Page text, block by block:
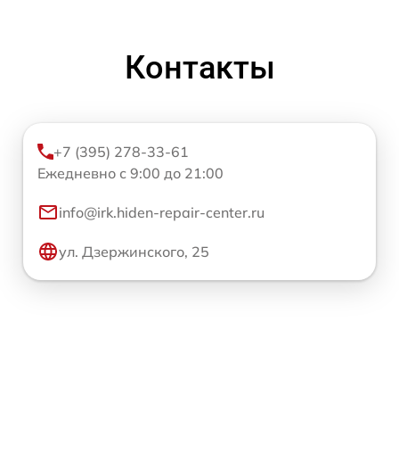
Контакты
+7 (395) 278-33-61
Ежедневно с 9:00 до 21:00
info@irk.hiden-repair-center.ru
ул. Дзержинского, 25